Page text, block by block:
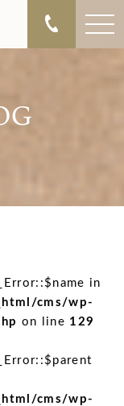
in
cms/wp-
on line 129
cms/wp-